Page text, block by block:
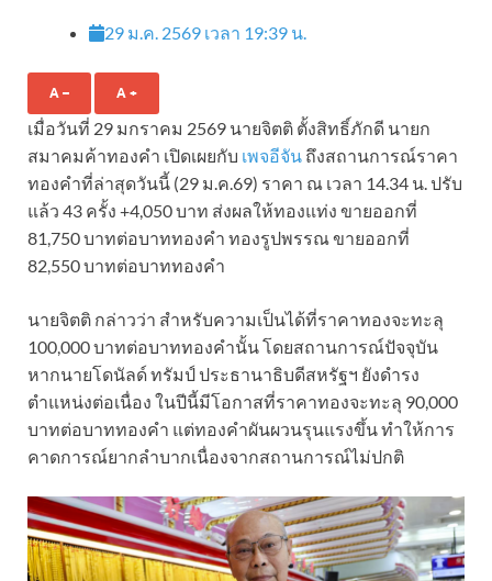
29 ม.ค. 2569 เวลา 19:39 น.
A – A +
เมื่อวันที่ 29 มกราคม 2569 นายจิตติ ตั้งสิทธิ์ภักดี นายก
สมาคมค้าทองคำ เปิดเผยกับ เพจอีจัน ถึงสถานการณ์ราคา
ทองคำที่ล่าสุดวันนี้ (29 ม.ค.69) ราคา ณ เวลา 14.34 น. ปรับ
แล้ว 43 ครั้ง +4,050 บาท ส่งผลให้ทองแท่ง ขายออกที่
81,750 บาทต่อบาททองคำ ทองรูปพรรณ ขายออกที่
82,550 บาทต่อบาททองคำ
นายจิตติ กล่าวว่า สำหรับความเป็นได้ที่ราคาทองจะทะลุ
100,000 บาทต่อบาททองคำนั้น โดยสถานการณ์ปัจจุบัน
หากนายโดนัลด์ ทรัมป์ ประธานาธิบดีสหรัฐฯ ยังดำรง
ตำแหน่งต่อเนื่อง ในปีนี้มีโอกาสที่ราคาทองจะทะลุ 90,000
บาทต่อบาททองคำ แต่ทองคำผันผวนรุนแรงขึ้น ทำให้การ
คาดการณ์ยากลำบากเนื่องจากสถานการณ์ไม่ปกติ